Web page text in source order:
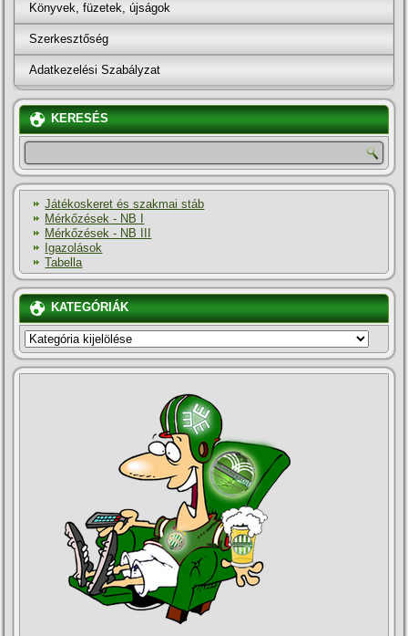
Könyvek, füzetek, újságok
Szerkesztőség
Adatkezelési Szabályzat
KERESÉS
Játékoskeret és szakmai stáb
Mérkőzések - NB I
Mérkőzések - NB III
Igazolások
Tabella
KATEGÓRIÁK
KATEGÓRIÁK